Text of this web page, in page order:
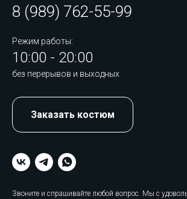
8 (989) 762-55-99
Режим работы:
10:00 - 20:00
без перерывов и выходных
Заказать костюм
Звоните и спрашивайте любой вопрос. Мы с